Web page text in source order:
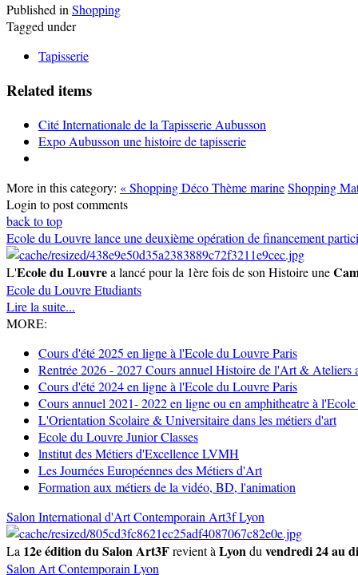
Published inShopping
Tagged under
Tapisserie
Related items
Cité Internationale de la Tapisserie Aubusson
Expo Aubusson une histoire de tapisserie
More in this category: « Shopping Déco Thème marineShopping
Login to post comments
back to top
Ecole du Louvre lance une deuxième opération de financement
L'Ecole du Louvrea lancé pour la 1ère fois de son Histoire une
Ecole du LouvreEtudiants
Lire la suite...
MORE:
Cours d'été 2025 en ligne à l'Ecole du Louvre Paris
Rentrée 2026 - 2027 Cours annuel Histoire de l'Art & Ateliers
Cours d'été 2024 en ligne à l'Ecole du Louvre Paris
Cours annuel 2021- 2022 en ligne ou en amphitheatre à
L'Orientation Scolaire & Universitaire dans les métiers d'art
Ecole du Louvre Junior Classes
lnstitut des Métiers d'Excellence LVMH
Les Journées Européennes des Métiers d'Art
Formation aux métiers de la vidéo, BD, l'animation
Salon International d'Art Contemporain Art3f Lyon
La 12e édition du Salon Art3Frevient à Lyondu vendredi 24 au
Salon Art Contemporain Lyon